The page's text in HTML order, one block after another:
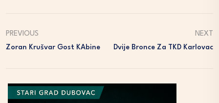
PREVIOUS
Zoran Krušvar Gost KAbine
NEXT
Dvije Bronce Za TKD Karlovac